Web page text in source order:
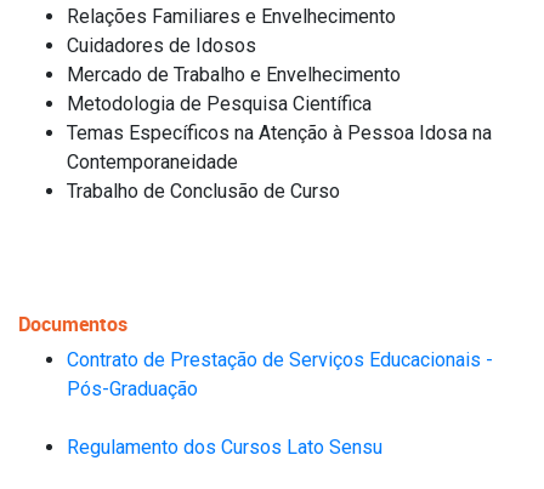
Relações Familiares e Envelhecimento
Cuidadores de Idosos
Mercado de Trabalho e Envelhecimento
Metodologia de Pesquisa Científica
Temas Específicos na Atenção à Pessoa Idosa na
Contemporaneidade
Trabalho de Conclusão de Curso
Documentos
Contrato de Prestação de Serviços Educacionais -
Pós-Graduação
Regulamento dos Cursos Lato Sensu